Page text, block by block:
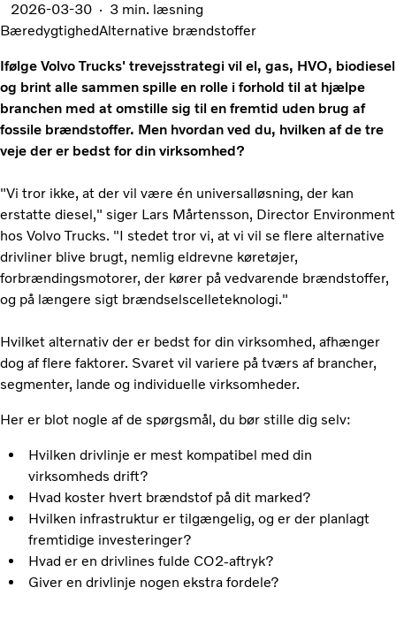
2026-03-30
3 min. læsning
BæredygtighedAlternative brændstoffer
Ifølge Volvo Trucks' trevejsstrategi vil el, gas, HVO, biodiesel
og brint alle sammen spille en rolle i forhold til at hjælpe
branchen med at omstille sig til en fremtid uden brug af
fossile brændstoffer. Men hvordan ved du, hvilken af ​​de tre
veje der er bedst for din virksomhed?
"Vi tror ikke, at der vil være én universalløsning, der kan
erstatte diesel," siger Lars Mårtensson, Director Environment
hos Volvo Trucks. "I stedet tror vi, at vi vil se flere alternative
drivliner blive brugt, nemlig eldrevne køretøjer,
forbrændingsmotorer, der kører på vedvarende brændstoffer,
og på længere sigt brændselscelleteknologi."
Hvilket alternativ der er bedst for din virksomhed, afhænger
dog af flere faktorer. Svaret vil variere på tværs af brancher,
segmenter, lande og individuelle virksomheder.
Her er blot nogle af de spørgsmål, du bør stille dig selv:
Hvilken drivlinje er mest kompatibel med din
virksomheds drift?
Hvad koster hvert brændstof på dit marked?
Hvilken infrastruktur er tilgængelig, og er der planlagt
fremtidige investeringer?
Hvad er en drivlines fulde CO2-aftryk?
Giver en drivlinje nogen ekstra fordele?